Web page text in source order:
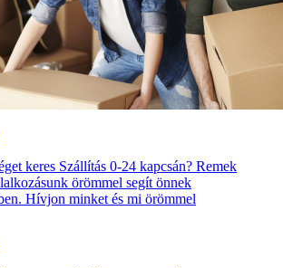
keres Szállítás 0-24 kapcsán? Remek
örömmel segít önnek
Hívjon minket és mi örömmel